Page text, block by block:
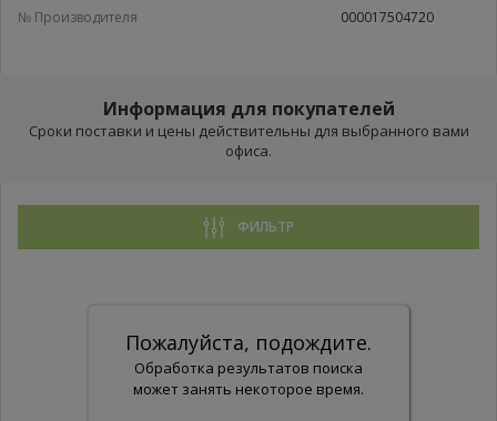
№ Производителя
000017504720
Информация для покупателей
Сроки поставки и цены действительны для выбранного вами
офиса.
ФИЛЬТР
Пожалуйста, подождите.
Обработка результатов поиска
может занять некоторое время.